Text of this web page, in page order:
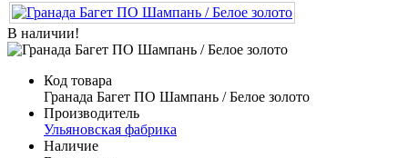
В наличии!
Код товара
Гранада Багет ПО Шампань / Белое золото
Производитель
Ульяновская фабрика
Наличие